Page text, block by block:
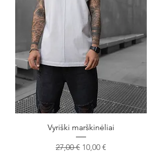
Vyriški marškinėliai
Įprastinė kaina
27,00 € Pardavimo kaina
10,00 €